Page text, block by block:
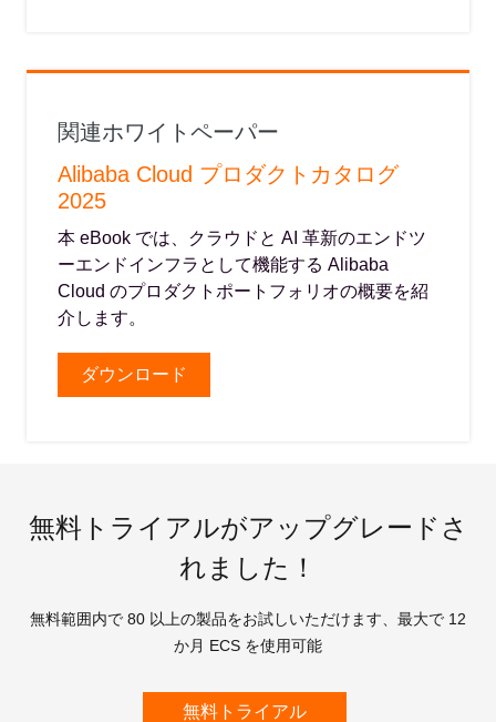
関連ホワイトペーパー
Alibaba Cloud プロダクトカタログ
2025
本 eBook では、クラウドと AI 革新のエンドツ
ーエンドインフラとして機能する Alibaba
Cloud のプロダクトポートフォリオの概要を紹
介します。
ダウンロード
無料トライアルがアップグレードさ
れました！
無料範囲内で 80 以上の製品をお試しいただけます、最大で 12
か月 ECS を使用可能
無料トライアル